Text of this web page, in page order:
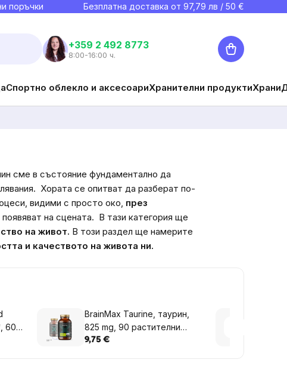
поръчки Безплатна доставка от 97,79 лв / 50 €
+359 2 492 8773
8:00-16:00 ч.
Количка
Спортно облекло и аксесоариХранителни продуктиХрани
сме в състояние фундаментално да
Хората се опитват да разберат по-
видими с просто око, през
на сцената. В тази категория ще
на живот. В този раздел ще намерите
и качеството на живота ни.
60
BrainMax Taurine, таурин,
825 mg, 90 растителни
капсули
9,75 €